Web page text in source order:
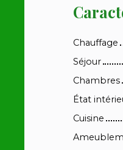
Chauffage
Séjour
Chambres
État
Cuisine